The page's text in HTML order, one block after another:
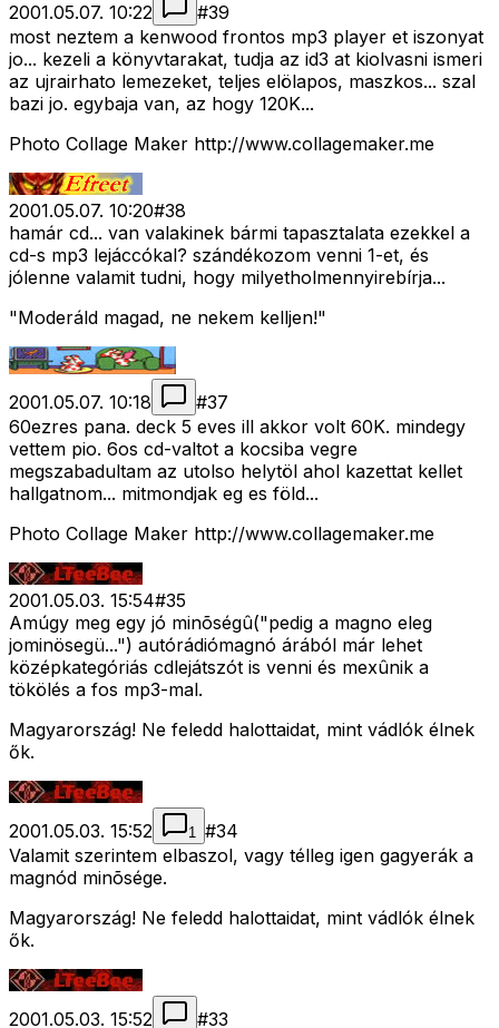
2001.05.07. 10:22 #39
most neztem a kenwood frontos mp3 player et iszonyat
jo... kezeli a könyvtarakat, tudja az id3 at kiolvasni ismeri
az ujrairhato lemezeket, teljes elölapos, maszkos... szal
bazi jo. egybaja van, az hogy 120K...
Photo Collage Maker http://www.collagemaker.me
2001.05.07. 10:20#38
hamár cd... van valakinek bármi tapasztalata ezekkel a
cd-s mp3 lejáccókal? szándékozom venni 1-et, és
jólenne valamit tudni, hogy milyetholmennyirebírja...
"Moderáld magad, ne nekem kelljen!"
2001.05.07. 10:18 #37
60ezres pana. deck 5 eves ill akkor volt 60K. mindegy
vettem pio. 6os cd-valtot a kocsiba vegre
megszabadultam az utolso helytöl ahol kazettat kellet
hallgatnom... mitmondjak eg es föld...
Photo Collage Maker http://www.collagemaker.me
2001.05.03. 15:54#35
Amúgy meg egy jó minõségû("pedig a magno eleg
jominösegü...") autórádiómagnó árából már lehet
középkategóriás cdlejátszót is venni és mexûnik a
tökölés a fos mp3-mal.
Magyarország! Ne feledd halottaidat, mint vádlók élnek
ők.
2001.05.03. 15:52 1 #34
Valamit szerintem elbaszol, vagy télleg igen gagyerák a
magnód minõsége.
Magyarország! Ne feledd halottaidat, mint vádlók élnek
ők.
2001.05.03. 15:52 #33